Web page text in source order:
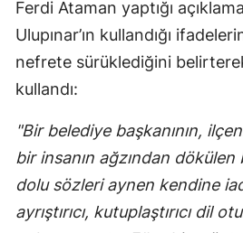
Ferdi Ataman yaptığı
Ulupınar’ın kullandığı
nefrete sürüklediğini
kullandı:
"Bir belediye başkanının,
bir insanın ağzından
dolu sözleri aynen kendine
ayrıştırıcı, kutuplaştırıcı dil